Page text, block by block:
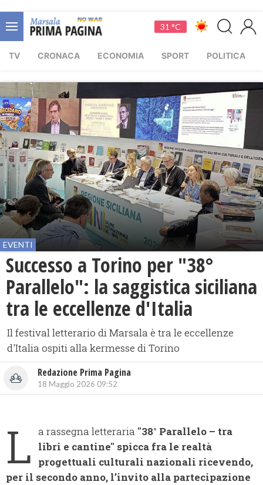
31 °C
TV CRONACA ECONOMIA SPORT POLITICA
EVENTI
Successo a Torino per "38°
Parallelo": la saggistica siciliana
tra le eccellenze d'Italia
Il festival letterario di Marsala è tra le eccellenze
d'Italia ospiti alla kermesse di Torino
Redazione Prima Pagina
18 Maggio 2026 09:52
L a rassegna letteraria "38° Parallelo – tra
libri e cantine" spicca fra le realtà
progettuali culturali nazionali ricevendo,
per il secondo anno, l’invito alla partecipazione